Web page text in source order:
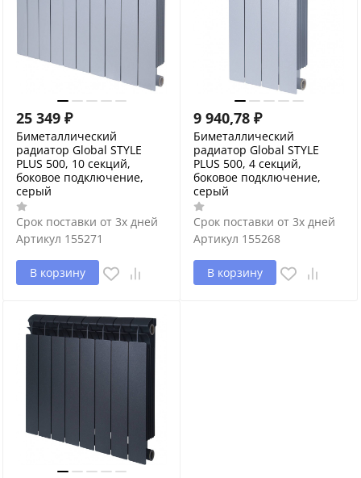
25 349 ₽
Биметаллический
радиатор Global STYLE
PLUS 500, 10 секций,
боковое подключение,
серый
Срок поставки от 3х дней
Артикул 155271
В корзину
9 940,78 ₽
Биметаллический
радиатор Global STYLE
PLUS 500, 4 секций,
боковое подключение,
серый
Срок поставки от 3х дней
Артикул 155268
В корзину